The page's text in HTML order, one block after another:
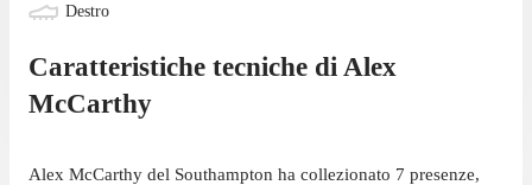
Destro
Caratteristiche tecniche di Alex
McCarthy
Alex McCarthy del Southampton ha collezionato 7 presenze,